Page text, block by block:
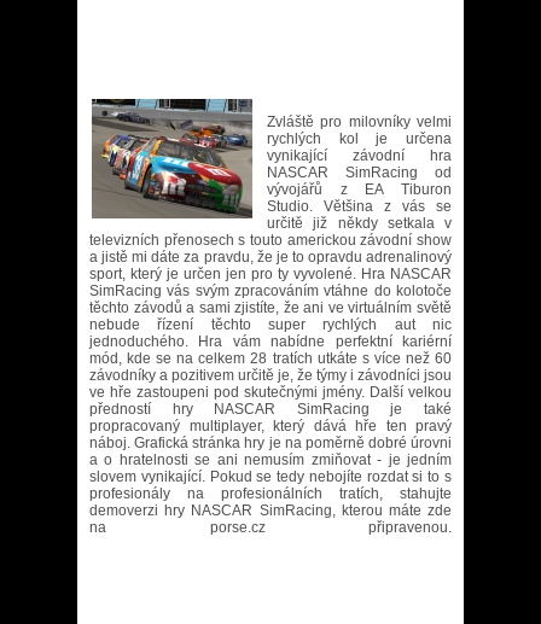
Zvláště pro milovníky velmi
rychlých kol je určena
vynikající závodní hra
NASCAR SimRacing od
vývojářů z EA Tiburon
Studio. Většina z vás se
určitě již někdy setkala v
televizních přenosech s touto americkou závodní show
a jistě mi dáte za pravdu, že je to opravdu adrenalinový
sport, který je určen jen pro ty vyvolené. Hra NASCAR
SimRacing vás svým zpracováním vtáhne do kolotoče
těchto závodů a sami zjistíte, že ani ve virtuálním světě
nebude řízení těchto super rychlých aut nic
jednoduchého. Hra vám nabídne perfektní kariérní
mód, kde se na celkem 28 tratích utkáte s více než 60
závodníky a pozitivem určitě je, že týmy i závodníci jsou
ve hře zastoupeni pod skutečnými jmény. Další velkou
předností hry NASCAR SimRacing je také
propracovaný multiplayer, který dává hře ten pravý
náboj. Grafická stránka hry je na poměrně dobré úrovni
a o hratelnosti se ani nemusím zmiňovat - je jedním
slovem vynikající. Pokud se tedy nebojíte rozdat si to s
profesionály na profesionálních tratích, stahujte
demoverzi hry NASCAR SimRacing, kterou máte zde
na porse.cz připravenou.